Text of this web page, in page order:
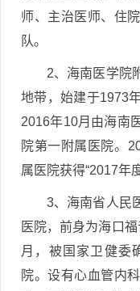
师、主治医师、住
队。
2、海南医学院
地带，始建于1973
2016年10月由海南
院第一附属医院。
属医院获得“2017年
3、海南省人民
医院，前身为海口
月，被国家卫健委
院。设有心血管内